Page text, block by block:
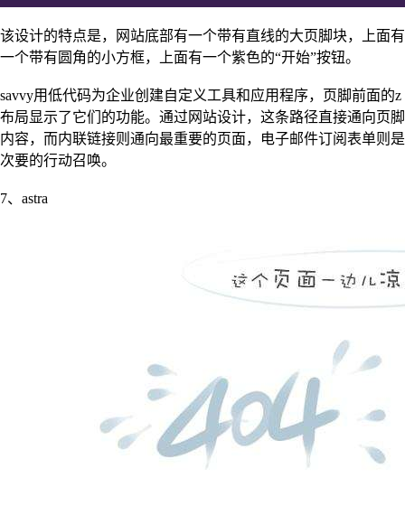
该设计的特点是，网站底部有一个带有直线的大页脚块，上面有
一个带有圆角的小方框，上面有一个紫色的“开始”按钮。
savvy用低代码为企业创建自定义工具和应用程序，页脚前面的z
布局显示了它们的功能。通过网站设计，这条路径直接通向页脚
内容，而内联链接则通向最重要的页面，电子邮件订阅表单则是
次要的行动召唤。
7、astra